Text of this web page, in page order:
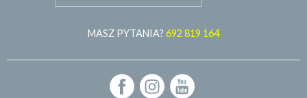
MASZ PYTANIA? 692 819 164